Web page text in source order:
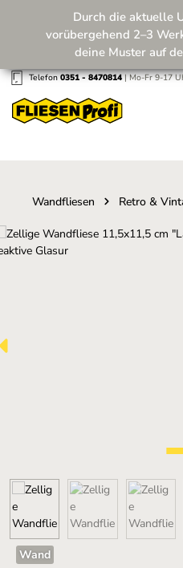
Zum Hauptinhalt springen
Durch die aktuelle
vorübergehend 2–3
deine Muster auf
Telefon0351 - 8470814| Mo-Fr 9-17
Wandfliesen Retro &
Bildergalerie überspringen
Wand